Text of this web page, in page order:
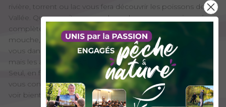
rivière, torrent ou lac vous fera découvrir les poissons de la
Vallée. Que ce soit pour quelques heures ou une journée
complète, l'aventure promet d'être inoubliable. A la
mouche, au leurre ou au toc, initiez vous ou perfectionnez
vous dans la technique de votre choix. Les poissons sont là,
mais les attraper, c'est tout un art et c'est mon métier !
Seul, en famille, ou entre amis, trouvez la prestation qui
vous convient sur mon site tintin-fishing.fr. J'espère vous
voir bientôt. A plus, au bord de l'eau !